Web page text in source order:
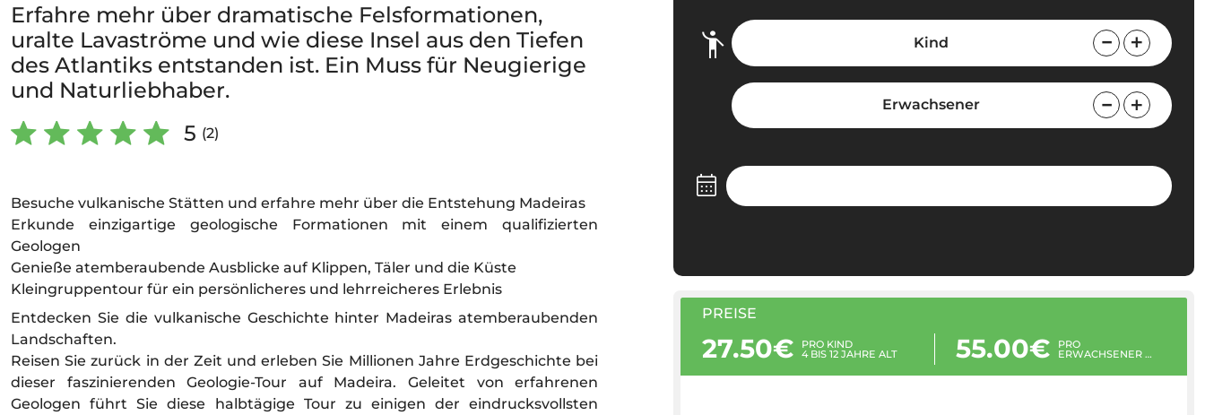
Erfahre mehr über dramatische Felsformationen,
uralte Lavaströme und wie diese Insel aus den Tiefen
des Atlantiks entstanden ist. Ein Muss für Neugierige
und Naturliebhaber.
5 (2)
Besuche vulkanische Stätten und erfahre mehr über die Entstehung Madeiras
Erkunde einzigartige geologische Formationen mit einem qualifizierten
Geologen
Genieße atemberaubende Ausblicke auf Klippen, Täler und die Küste
Kleingruppentour für ein persönlicheres und lehrreicheres Erlebnis
Entdecken Sie die vulkanische Geschichte hinter Madeiras atemberaubenden
Landschaften.
Reisen Sie zurück in der Zeit und erleben Sie Millionen Jahre Erdgeschichte bei
dieser faszinierenden Geologie-Tour auf Madeira. Geleitet von erfahrenen
Geologen führt Sie diese halbtägige Tour zu einigen der eindrucksvollsten
Kind
Erwachsener
PREISE
27.50€ PRO KIND
4 BIS 12 JAHRE ALT 55.00€ PRO
ERWACHSENER